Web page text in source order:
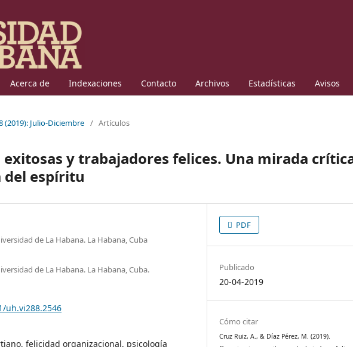
Acerca de Indexaciones Contacto Archivos Estadísticas Avisos
(2019): Julio-Diciembre / Artículos
y trabajadores felices. Una mirada
del espíritu
de La Habana. La Habana, Cuba
de La Habana. La Habana, Cuba.
uh.vi288.2546
felicidad organizacional, psicología
PDF
Publicado
20-04-2019
Cómo citar
Cruz Ruiz, A., & Díaz Pérez, M. (2019).